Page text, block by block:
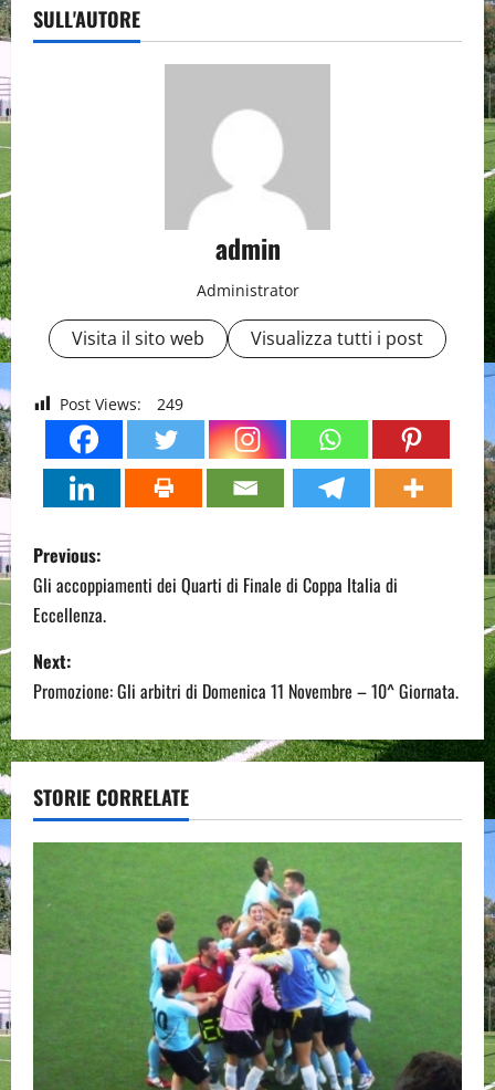
SULL'AUTORE
admin
Administrator
Visita il sito web Visualizza tutti i post
Post Views: 249
P
o
s
t
n
a
v
g
i
Previous:
Gli accoppiamenti dei Quarti di Finale di Coppa Italia di
Eccellenza.
Next:
Promozione: Gli arbitri di Domenica 11 Novembre – 10^ Giornata.
STORIE CORRELATE